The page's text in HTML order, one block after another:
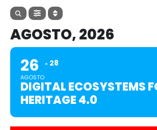
AGOSTO, 2026
26
AGOSTO
28
DIGITAL ECOSYSTEMS
HERITAGE 4.0